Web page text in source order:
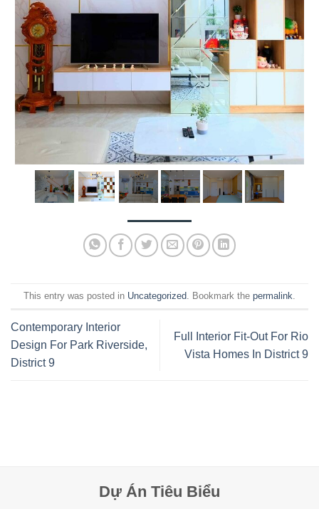
This entry was posted in Uncategorized . Bookmark the permalink
Contemporary Interior
Design For Park Riverside,
District 9
Full Interior Fit-Out For Rio
Vista Homes In District 9
Dự Án Tiêu Biểu